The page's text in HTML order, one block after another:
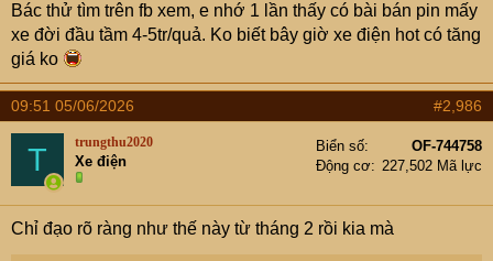
Bác thử tìm trên fb xem, e nhớ 1 lần thấy có bài bán pin mấy
xe đời đầu tầm 4-5tr/quả. Ko biết bây giờ xe điện hot có tăng
giá ko
09:51 05/06/2026 #2,986
T trungthu2020
Xe điện
Biển số
OF-744758
Động cơ
227,502 Mã lực
Chỉ đạo rõ ràng như thế này từ tháng 2 rồi kia mà